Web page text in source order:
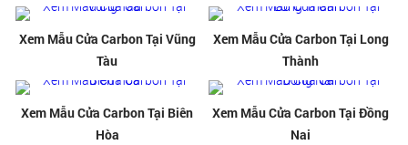
Xem Mẫu Cửa Carbon Tại Vũng
Tàu
Xem Mẫu Cửa Carbon Tại Long
Thành
Xem Mẫu Cửa Carbon Tại Biên
Hòa
Xem Mẫu Cửa Carbon Tại Đồng
Nai